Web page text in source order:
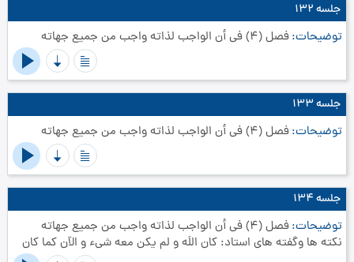
جلسه ۱۳۲
توضیحات فصل (4) في أن الواجب لذاته واجب من جميع جهاته‏
جلسه ۱۳۳
توضیحات فصل (4) في أن الواجب لذاته واجب من جميع جهاته‏
جلسه ۱۳۴
توضیحات فصل (4) في أن الواجب لذاته واجب من جميع جهاته‏
نکته ها وگفته های استاد: کان اللَه و لم یکن معه شیء و الآن کما کان